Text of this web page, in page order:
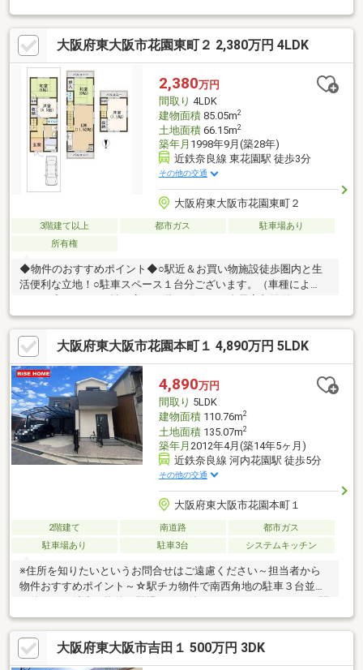
大阪府東大阪市花園東町２ 2,380万円 4LDK
2,380万円
間取り 4LDK
建物面積85.05m2
土地面積66.15m2
築年月 1998年9月(築28年)
近鉄奈良線 東花園駅 徒歩3分
その他の交通
大阪府東大阪市花園東町２
3階建て以上 都市ガス
駐車場あり
所有権
◆物件のおすすめポイント◆○駅近＆お買い物施設徒歩圏内と生
活便利な立地！○駐車スペース１台分ございます。（車種によ
ＬＤＫ！＜周辺環境＞・ローソン東大阪花園東町店 徒歩３分(約
233m)・サンディ東花園店 徒歩３分(約138m)・東大阪市立花園
小学校 徒歩１２分(約957m)・東大阪市立花園中学校 徒歩１８
分(約1376m)◆会社の特徴◆ハウスフリーダムは【東証スタンダ
ード上場企業】です！不動産購入や住宅ローンについては、ハウ
スフリーダムにお任せ下さい♪（ご来店の際は、店舗に駐車場を完
備しております）
大阪府東大阪市花園本町１ 4,890万円 5LDK
4,890万円
間取り 5LDK
建物面積110.76m2
土地面積135.07m2
築年月 2012年4月(築14年5ヶ月)
近鉄奈良線 河内花園駅 徒歩5分
その他の交通
大阪府東大阪市花園本町１
2階建て 南道路
都市ガス
駐車場あり
駐車3台 システムキッチン
※住所を知りたいというお問合せはご遠慮ください～担当者から
物件おすすめポイント～☆駅チカ物件で南西角地の駐車３台並列
取り♪ 充実した周辺環境♪スーパー・コンビニ・ドラッグスト
ア・歯科医院 全て徒歩圏内です♪ リビングも18帖、洋室も9.8
帖部屋有☆まずは、一度お問い合わせ下さい♪■花園北小学校■花
園中学校＼住宅ローン相談無料♪お気軽にご相談ください／■勤続
大阪府東大阪市吉田１ 500万円 3DK